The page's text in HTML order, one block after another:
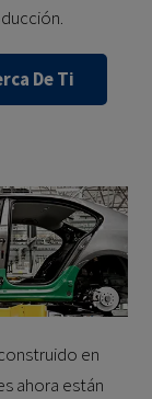
De Ti
en
ahora están